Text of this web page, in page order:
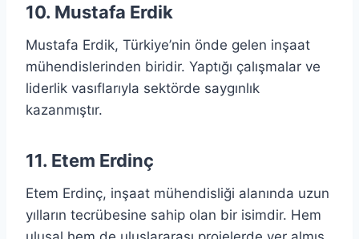
10. Mustafa Erdik
Mustafa Erdik, Türkiye’nin önde gelen inşaat
mühendislerinden biridir. Yaptığı çalışmalar ve
liderlik vasıflarıyla sektörde saygınlık
kazanmıştır.
11. Etem Erdinç
Etem Erdinç, inşaat mühendisliği alanında uzun
yılların tecrübesine sahip olan bir isimdir. Hem